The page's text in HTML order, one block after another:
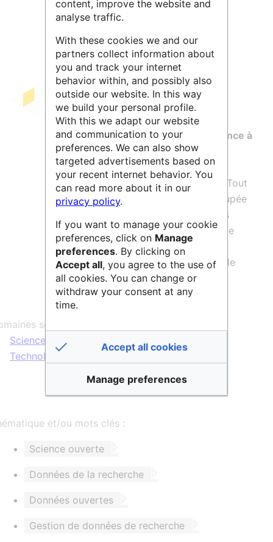
Pour accompagner les évolutions des
pratiques de recherche, INRAE conçoit
OSCAR(Ouvrir la Science, Connaissance à
AcquériR), uneauto-formation en
distanciel à la carte déployée sur la
plateforme e-learning de la Formation Tout
au Long de la Vie (FTLV) INRAE. Découpée
en neuf modules, elle couvre toutes les
dimensions de la science ouverte. Cette
formation a été conçue avec l’appui
d’experts et de scientifiques pour qu’elle
réponde aux mieux à leurs besoins.
scientifiques :
Sciences Humaines & Sociales
Sciences &
Technologies
Vie & Santé
et/ou mots clés :
Science ouverte
Données de la recherche
Données ouvertes
Gestion de données de recherche
content, improve the website and
analyse traffic.
With these cookies we and our
partners collect information about
you and track your internet
behavior within, and possibly also
outside our website. In this way
we build your personal profile.
With this we adapt our website
and communication to your
preferences. We can also show
targeted advertisements based on
your recent internet behavior. You
can read more about it in our
privacy policy.
If you want to manage your cookie
preferences, click on Manage
preferences. By clicking on
Accept all, you agree to the use of
all cookies. You can change or
withdraw your consent at any
time.
Accept all cookies
Manage preferences